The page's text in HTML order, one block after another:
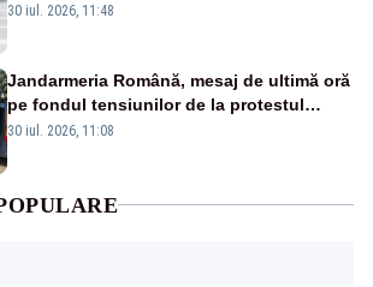
afectată
30 iul. 2026, 11:48
Jandarmeria Română, mesaj de ultimă oră
pe fondul tensiunilor de la protestul
masiv al fermierilor - VIDEO
30 iul. 2026, 11:08